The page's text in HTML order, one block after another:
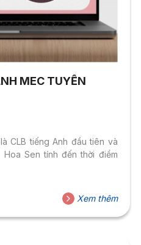
MEC TUYỂN
CLB tiếng Anh đầu tiên và
Sen tính đến thời điểm
Xem thêm